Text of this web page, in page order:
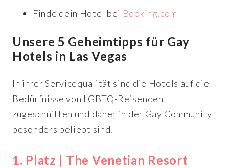
Finde dein Hotel bei Booking.com
Unsere 5 Geheimtipps für Gay
Hotels in Las Vegas
In ihrer Servicequalität sind die Hotels auf die
Bedürfnisse von LGBTQ-Reisenden
zugeschnitten und daher in der Gay Community
besonders beliebt sind.
1. Platz | The Venetian Resort